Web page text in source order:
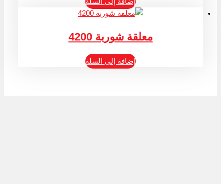
إضافة إلى السلة
معلقة شوربة 4200
إضافة إلى السلة